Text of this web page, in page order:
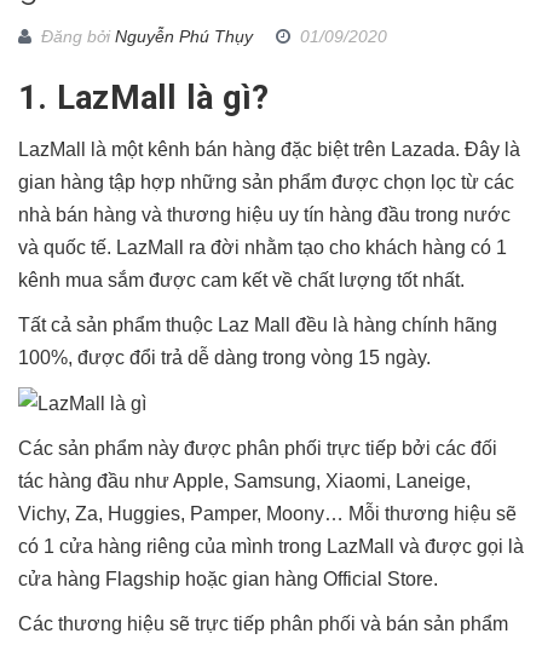
Đăng bởiNguyễn Phú Thụy 01/09/2020
1. LazMall là gì?
LazMall là một kênh bán hàng đặc biệt trên Lazada. Đây là
gian hàng tập hợp những sản phẩm được chọn lọc từ các
nhà bán hàng và thương hiệu uy tín hàng đầu trong nước
và quốc tế. LazMall ra đời nhằm tạo cho khách hàng có 1
kênh mua sắm được cam kết về chất lượng tốt nhất.
Tất cả sản phẩm thuộc Laz Mall đều là hàng chính hãng
100%, được đổi trả dễ dàng trong vòng 15 ngày.
Các sản phẩm này được phân phối trực tiếp bởi các đối
tác hàng đầu như Apple, Samsung, Xiaomi, Laneige,
Vichy, Za, Huggies, Pamper, Moony… Mỗi thương hiệu sẽ
có 1 cửa hàng riêng của mình trong LazMall và được gọi là
cửa hàng Flagship hoặc gian hàng Official Store.
Các thương hiệu sẽ trực tiếp phân phối và bán sản phẩm